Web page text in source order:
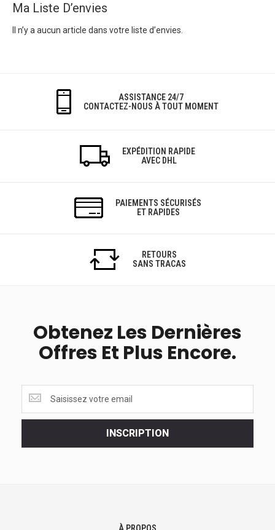
Ma Liste D’envies
Il n’y a aucun article dans votre liste d’envies.
ASSISTANCE 24/7
CONTACTEZ-NOUS À TOUT MOMENT
EXPÉDITION RAPIDE
AVEC DHL
PAIEMENTS SÉCURISÉS
ET RAPIDES
RETOURS
SANS TRACAS
Obtenez Les Dernières
Offres Et Plus Encore.
les
dernières
INSCRIPTION